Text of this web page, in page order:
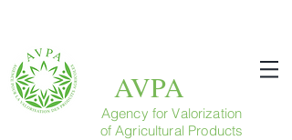
AVPA
Agency for Valorization
of Agricultural Products